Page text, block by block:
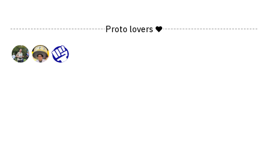
Proto lovers ♥